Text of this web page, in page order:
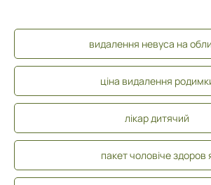
видалення невуса на
ціна видалення
лікар дитячий
пакет чоловіче здоров